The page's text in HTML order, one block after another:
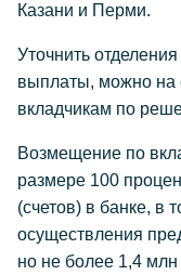
Казани и Перми.
Уточнить
выплаты, можно на
вкладчикам по
Возмещение по
размере 100
(счетов) в банке, в
осуществления
но не более 1,4 млн